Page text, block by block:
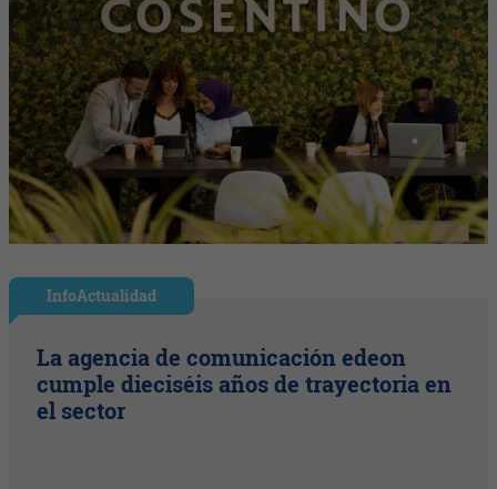
InfoActualidad
La agencia de comunicación edeon
cumple dieciséis años de trayectoria en
el sector